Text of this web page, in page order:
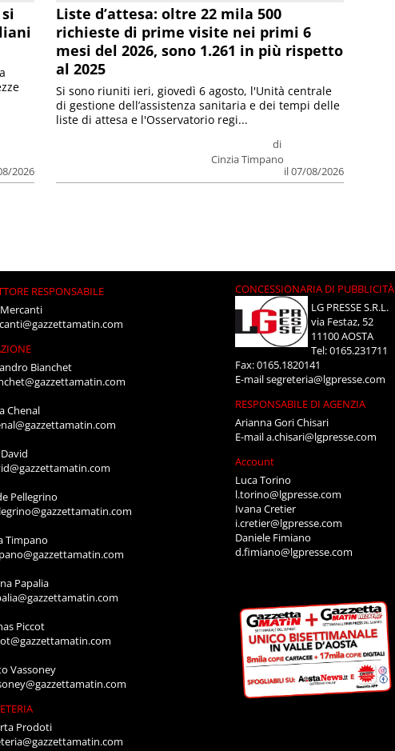
2026
Liste d’attesa: oltre 22 mila 500
richieste di prime visite nei primi 6
mesi del 2026, sono 1.261 in più rispetto
al 2025
di
Cinzia Timpano
il 07/08/2026
Si sono riuniti ieri, giovedì 6 agosto, l'Unità centrale
di gestione dell’assistenza sanitaria e dei tempi delle
liste di attesa e l'Osservatorio regi...
RESPONSABILE
Bianchet
Chenal
Pellegrino
Timpano
Papalia
Piccot
Vassoney
Prodoti
CONCESSIONARIA DI PUBBLICITÀ
LG PRESSE S.R.L.
via Festaz, 52
11100 AOSTA
Tel: 0165.231711
Fax: 0165.1820141
E-mailsegreteria@lgpresse.com
RESPONSABILE DI AGENZIA
Arianna Gori Chisari
E-maila.chisari@lgpresse.com
Account
Luca Torino
l.torino@lgpresse.com
Ivana Cretier
i.cretier@lgpresse.com
Daniele Fimiano
d.fimiano@lgpresse.com